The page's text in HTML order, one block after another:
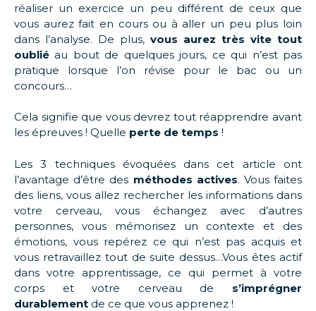
réaliser un exercice un peu différent de ceux que
vous aurez fait en cours ou à aller un peu plus loin
dans l’analyse. De plus, vous aurez très vite tout
oublié au bout de quelques jours, ce qui n’est pas
pratique lorsque l’on révise pour le bac ou un
concours…
Cela signifie que vous devrez tout réapprendre avant
les épreuves ! Quelle perte de temps !
Les 3 techniques évoquées dans cet article ont
l’avantage d’être des méthodes actives. Vous faites
des liens, vous allez rechercher les informations dans
votre cerveau, vous échangez avec d’autres
personnes, vous mémorisez un contexte et des
émotions, vous repérez ce qui n’est pas acquis et
vous retravaillez tout de suite dessus…Vous êtes actif
dans votre apprentissage, ce qui permet à votre
corps et votre cerveau de s’imprégner
durablement de ce que vous apprenez !